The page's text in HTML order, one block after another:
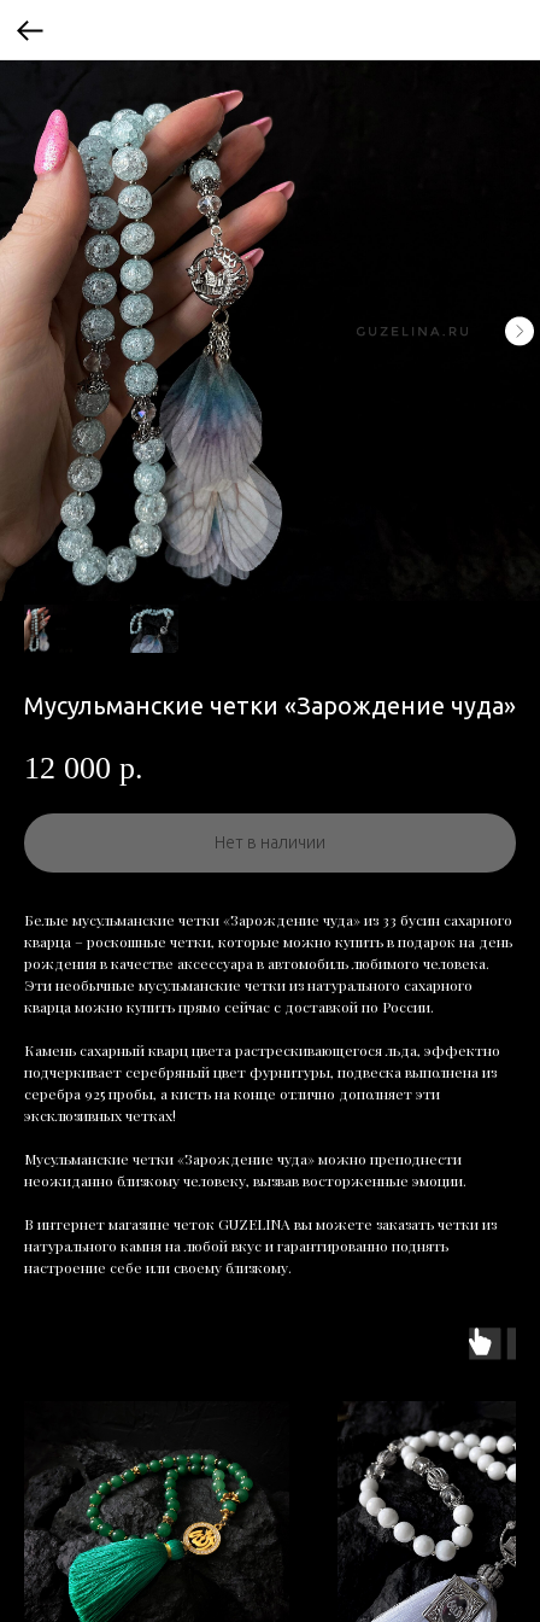
Мусульманские четки «Зарождение чуда»
12 000 р.
Нет в наличии
Белые мусульманские четки «Зарождение чуда» из 33 бусин сахарного
кварца – роскошные четки, которые можно купить в подарок на день
рождения в качестве аксессуара в автомобиль любимого человека.
Эти необычные мусульманские четки из натурального сахарного
кварца можно купить прямо сейчас с доставкой по России.
Камень сахарный кварц цвета растрескивающегося льда, эффектно
подчеркивает серебряный цвет фурнитуры, подвеска выполнена из
серебра 925 пробы, а кисть на конце отлично дополняет эти
эксклюзивных четках!
Мусульманские четки «Зарождение чуда» можно преподнести
неожиданно близкому человеку, вызвав восторженные эмоции.
В интернет магазине четок GUZELINA вы можете заказать четки из
натурального камня на любой вкус и гарантированно поднять
настроение себе или своему близкому.